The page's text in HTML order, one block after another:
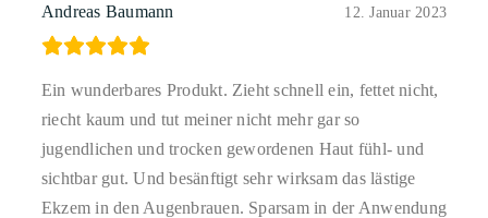
Andreas Baumann 12. Januar 2023
Ein wunderbares Produkt. Zieht schnell ein, fettet nicht,
riecht kaum und tut meiner nicht mehr gar so
jugendlichen und trocken gewordenen Haut fühl- und
sichtbar gut. Und besänftigt sehr wirksam das lästige
Ekzem in den Augenbrauen. Sparsam in der Anwendung